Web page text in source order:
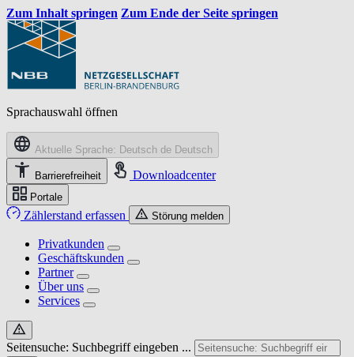
Zum Inhalt springen Zum Ende der Seite springen
Sprachauswahl öffnen
Aktuelle Sprache: Deutsch de Deutsch
Barrierefreiheit Downloadcenter
Portale
Zählerstand erfassen Störung melden
Privatkunden
Geschäftskunden
Partner
Über uns
Services
Seitensuche: Suchbegriff eingeben ...